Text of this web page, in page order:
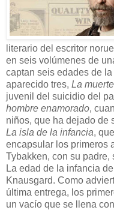
literario del escritor
en seis volúmenes de
captan seis edades de
aparecido tres, La
juvenil del suicidio del
hombre enamorado,
niños, que ha dejado de
La isla de la infancia,
encapsular los primeros
Tybakken, con su padre,
La edad de la infancia
Knausgard. Como
última entrega, los
un vacío que se llena